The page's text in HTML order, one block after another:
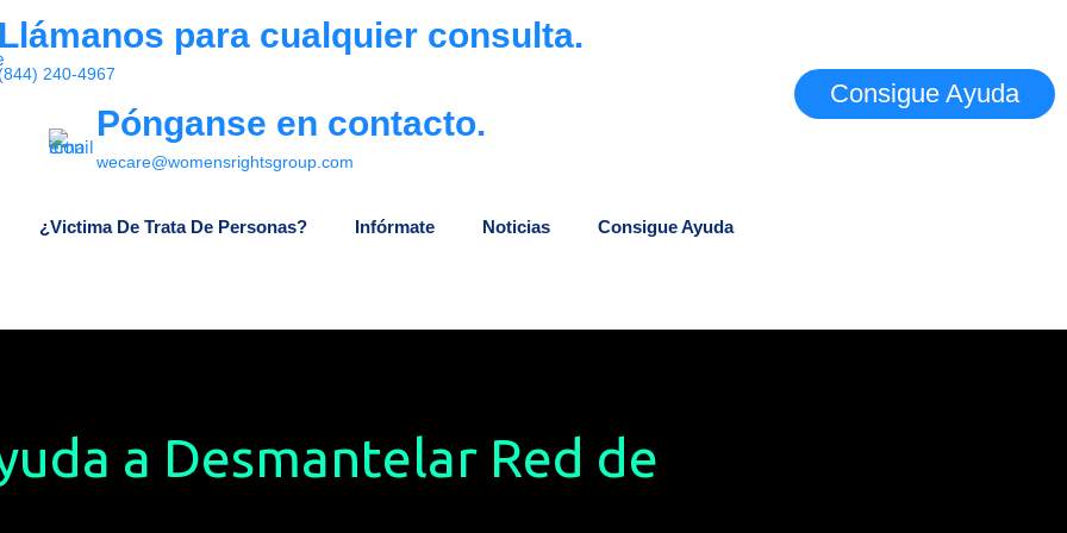
Llámanos para cualquier consulta.
240-4967
Pónganse en contacto.
wecare@womensrightsgroup.com
Consigue Ayuda
¿Victima De Trata De Personas? Infórmate Noticias Consigue Ayuda
a Desmantelar Red de